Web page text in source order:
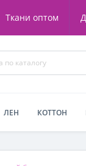
Ткани оптом
ЛЕН КОТТОН